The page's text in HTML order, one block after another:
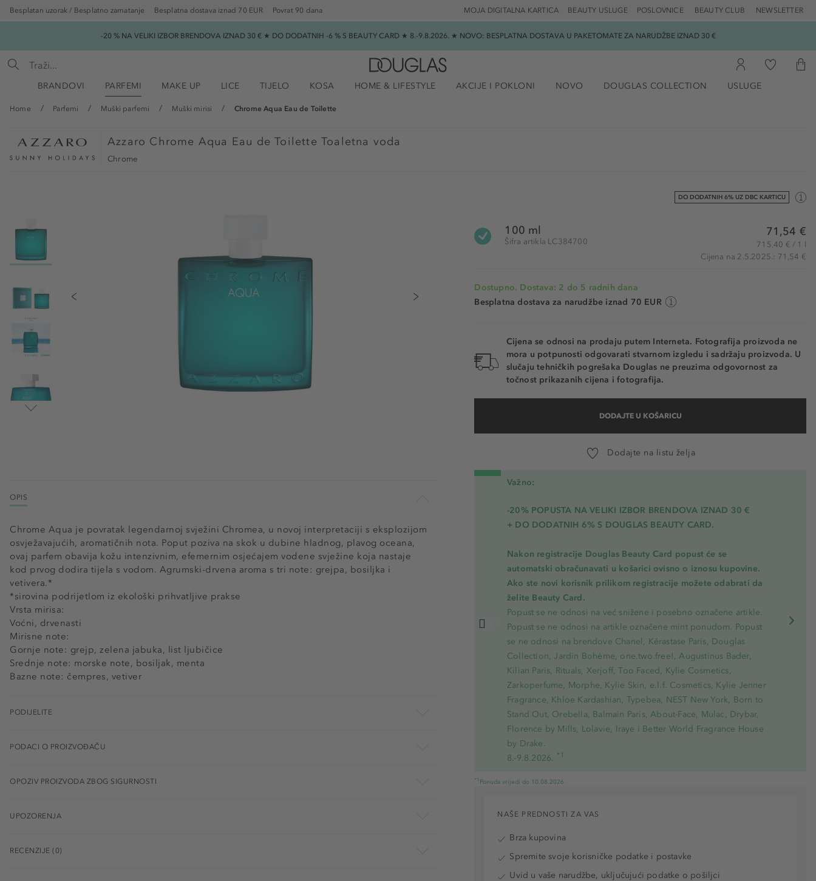
Besplatan uzorak / Besplatno zamatanje Besplatna dostava iznad 70 EUR Povrat 90 dana POSLOVNICE BEAUTY CLUB NEWSLETTER
BEAUTY USLUGE
MOJA DIGITALNA KARTICA
-20 % NA VELIKI IZBOR BRENDOVA IZNAD 30 € ★ DO DODATNIH -6 % S BEAUTY CARD ★ 8.-9.8.2026. ★ NOVO: BESPLATNA DOSTAVA U PAKETOMATE ZA NARUDŽBE IZNAD 30 €
BRANDOVI PARFEMI MAKE UP LICE TIJELO KOSA HOME & LIFESTYLE AKCIJE I POKLONI NOVO DOUGLAS COLLECTION USLUGE
Home Parfemi Muški parfemi Muški mirisi Chrome Aqua Eau de Toilette
Azzaro Chrome Aqua Eau de Toilette Toaletna voda
Chrome
DO DODATNIH 6% UZ DBC KARTICU
100 ml
Šifra artikla LC384700
71,54 €
715,40 € / 1 l
Cijena na 2.5.2025.: 71,54 €
Dostupno. Dostava: 2 do 5 radnih dana
Besplatna dostava za narudžbe iznad 70 EUR
Cijena se odnosi na prodaju putem Interneta. Fotografija proizvoda ne
mora u potpunosti odgovarati stvarnom izgledu i sadržaju proizvoda. U
slučaju tehničkih pogrešaka Douglas ne preuzima odgovornost za
točnost prikazanih cijena i fotografija.
DODAJTE U KOŠARICU
Dodajte na listu želja
Važno:
-20% POPUSTA NA VELIKI IZBOR BRENDOVA IZNAD 30 €
+ DO DODATNIH 6% S DOUGLAS BEAUTY CARD.
Nakon registracije Douglas Beauty Card popust će se
automatski obračunavati u košarici ovisno o iznosu kupovine.
Ako ste novi korisnik prilikom registracije možete odabrati da
želite Beauty Card.
Popust se ne odnosi na već snižene i posebno označene artikle.
Popust se ne odnosi na artikle označene mint ponudom. Popust
se ne odnosi na brendove Chanel, Kérastase Paris, Douglas
Collection, Jardin Bohème, one.two.free!, Augustinus Bader,
Kilian Paris, Rituals, Xerjoff, Too Faced, Kylie Cosmetics,
Zarkoperfume, Morphe, Kylie Skin, e.l.f. Cosmetics, Kylie Jenner
Fragrance, Khloe Kardashian, Typebea, NEST New York, Born to
Stand Out, Orebella, Balmain Paris, About-Face, Mulac, Drybar,
Florence by Mills, Lolavie, Iraye i Better World Fragrance House
by Drake.
8.-9.8.2026. *1
*1 Ponuda vrijedi do 10.08.2026
OPIS
Chrome Aqua je povratak legendarnoj svježini Chromea, u novoj interpretaciji s eksplozijom
osvježavajućih, aromatičnih nota. Poput poziva na skok u dubine hladnog, plavog oceana,
ovaj parfem obavija kožu intenzivnim, efemernim osjećajem vodene svježine koja nastaje
kod prvog dodira tijela s vodom. Agrumski-drvena aroma s tri note: grejpa, bosiljka i
vetivera.*
*sirovina podrijetlom iz ekološki prihvatljive prakse
Vrsta mirisa:
Voćni, drvenasti
Mirisne note:
Gornje note: grejp, zelena jabuka, list ljubičice
Srednje note: morske note, bosiljak, menta
Bazne note: čempres, vetiver
PODIJELITE
PODACI O PROIZVOĐAČU
OPOZIV PROIZVODA ZBOG SIGURNOSTI
UPOZORENJA
RECENZIJE (0)
NAŠE PREDNOSTI ZA VAS
Brza kupovina
Spremite svoje korisničke podatke i postavke
Uvid u vaše narudžbe, uključujući podatke o pošiljci